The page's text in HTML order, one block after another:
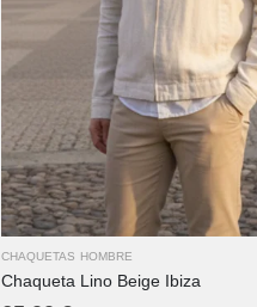
M L XL
2XL 3XL
CHAQUETAS HOMBRE
Chaqueta Lino Beige Ibiza